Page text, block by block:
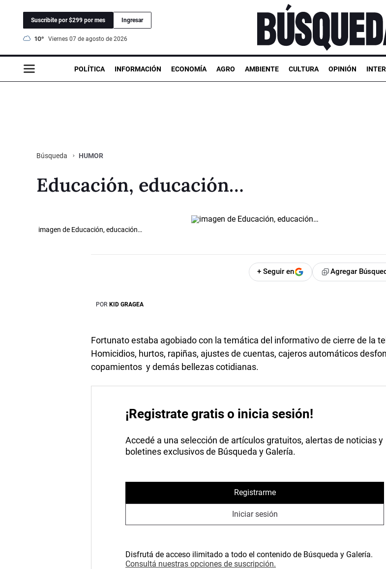
Suscribite por $299 por mes Ingresar
10° viernes 07 de agosto de 2026
POLÍTICA INFORMACIÓN ECONOMÍA AGRO AMBIENTE CULTURA OPINIÓN
Búsqueda HUMOR
Educación, educación…
imagen de Educación, educación…
+ Seguir en Agregar
POR KID GRAGEA
Fortunato estaba agobiado con la temática del informativo de cierre de la
Homicidios, hurtos, rapiñas, ajustes de cuentas, cajeros automáticos
copamientos y demás bellezas cotidianas.
¡Registrate gratis o inicia sesión!
Accedé a una selección de artículos gratuitos, alertas de noticias y
boletines exclusivos de Búsqueda y Galería.
Registrarme
Iniciar sesión
Disfrutá de acceso ilimitado a todo el contenido de Búsqueda y Galería.
Consultá nuestras opciones de suscripción.